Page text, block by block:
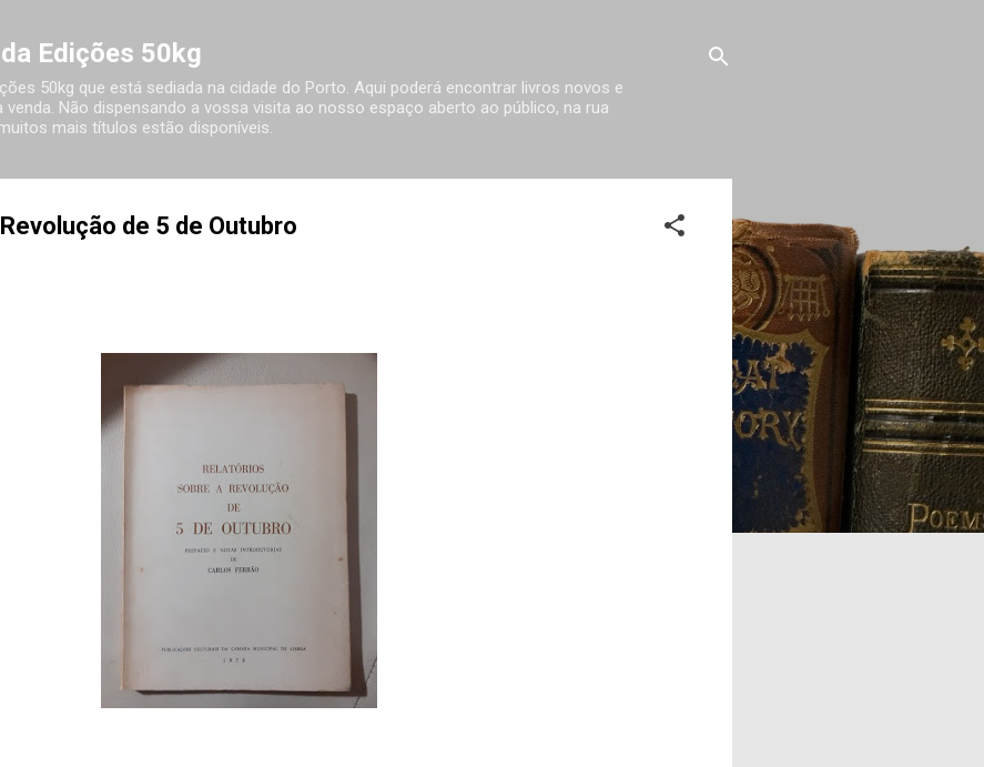
Edições 50kg
50kg que está sediada na cidade do Porto. Aqui poderá encontrar livros novos e
Não dispensando a vossa visita ao nosso espaço aberto ao público, na rua
mais títulos estão disponíveis.
de 5 de Outubro